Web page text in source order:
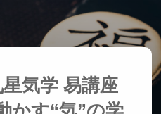
学 易講座 方位と
の学び
気学 易講座